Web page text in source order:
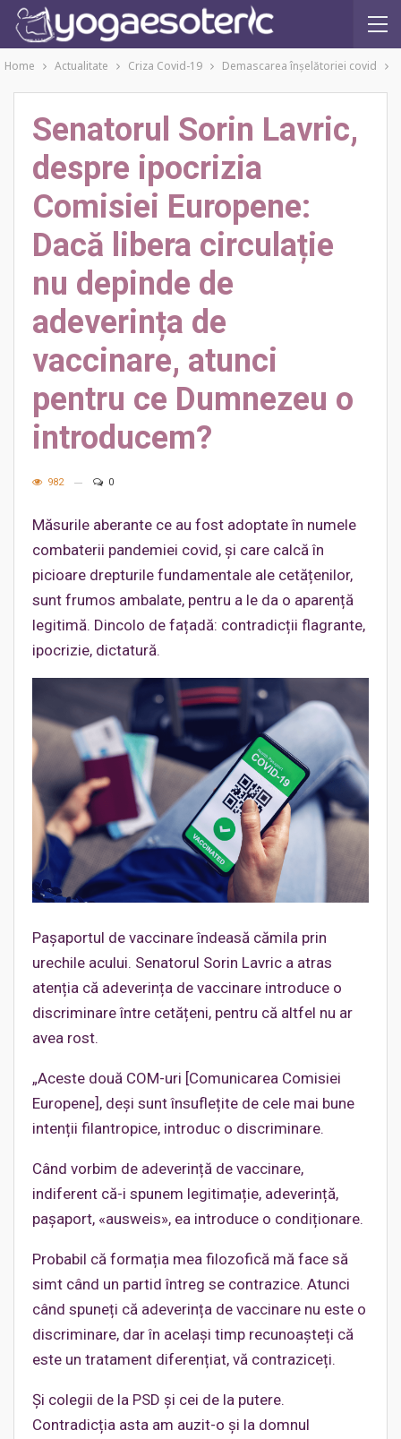
Home Actualitate Criza Covid-19 Demascarea înşelătoriei covid
Senatorul Sorin Lavric,
despre ipocrizia
Comisiei Europene:
Dacă libera circulație
nu depinde de
adeverința de
vaccinare, atunci
pentru ce Dumnezeu o
introducem?
982 0
Măsurile aberante ce au fost adoptate în numele
combaterii pandemiei covid, și care calcă în
picioare drepturile fundamentale ale cetățenilor,
sunt frumos ambalate, pentru a le da o aparență
legitimă. Dincolo de fațadă: contradicții flagrante,
ipocrizie, dictatură.
Pașaportul de vaccinare îndeasă cămila prin
urechile acului. Senatorul Sorin Lavric a atras
atenția că adeverința de vaccinare introduce o
discriminare între cetățeni, pentru că altfel nu ar
avea rost.
„Aceste două COM-uri [Comunicarea Comisiei
Europene], deși sunt însuflețite de cele mai bune
intenții filantropice, introduc o discriminare.
Când vorbim de adeverință de vaccinare,
indiferent că-i spunem legitimație, adeverință,
pașaport, «ausweis», ea introduce o condiționare.
Probabil că formația mea filozofică mă face să
simt când un partid întreg se contrazice. Atunci
când spuneți că adeverința de vaccinare nu este o
discriminare, dar în același timp recunoașteți că
este un tratament diferențiat, vă contraziceți.
Și colegii de la PSD și cei de la putere.
Contradicția asta am auzit-o și la domnul